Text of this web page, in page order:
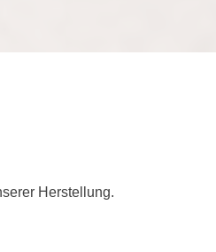
Herstellung.